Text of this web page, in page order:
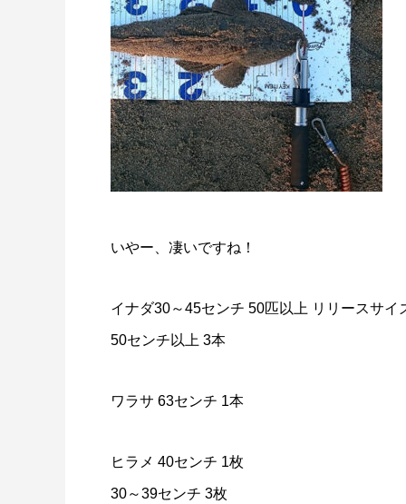
いやー、凄いですね！
イナダ30～45センチ 50匹以上 リリースサイ
50センチ以上 3本
ワラサ 63センチ 1本
ヒラメ 40センチ 1枚
30～39センチ 3枚